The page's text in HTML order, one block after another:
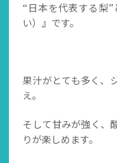
“日本を代表する梨
い）』です。
果汁がとても多く、
え。
そして甘みが強く、
りが楽しめます。